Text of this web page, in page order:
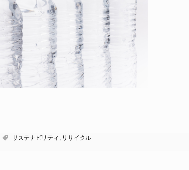
サステナビリティ リサイクル